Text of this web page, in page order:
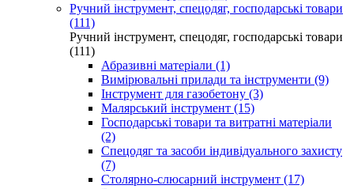
Ручний інструмент, спецодяг, господарські товари
(111)
Ручний інструмент, спецодяг, господарські товари
(111)
Абразивні матеріали (1)
Вимірювальні прилади та інструменти (9)
Інструмент для газобетону (3)
Малярський інструмент (15)
Господарські товари та витратні матеріали
(2)
Спецодяг та засоби індивідуального захисту
(7)
Столярно-слюсарний інструмент (17)